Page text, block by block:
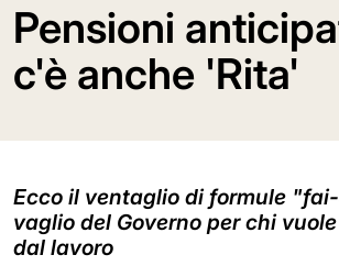
Pensioni
c'è anche 'Rita'
Ecco il ventaglio di formule
vaglio del Governo per chi
dal lavoro